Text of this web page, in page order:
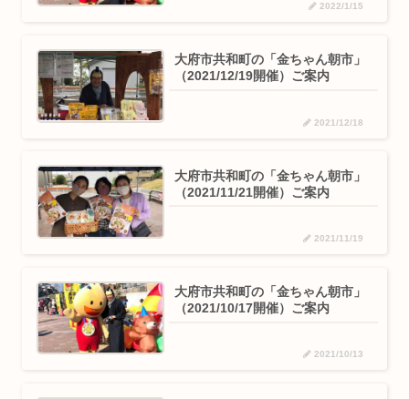
2022/1/15
大府市共和町の「金ちゃん朝市」
（2021/12/19開催）ご案内
2021/12/18
大府市共和町の「金ちゃん朝市」
（2021/11/21開催）ご案内
2021/11/19
大府市共和町の「金ちゃん朝市」
（2021/10/17開催）ご案内
2021/10/13